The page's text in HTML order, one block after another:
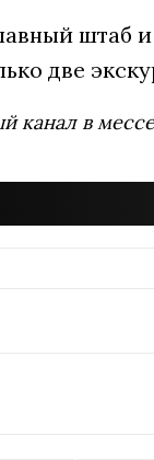
штаб
две
канал в